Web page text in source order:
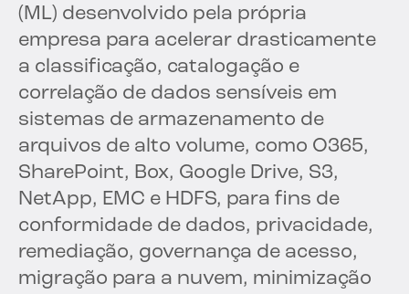
(ML) desenvolvido pela própria
empresa para acelerar drasticamente
a classificação, catalogação e
correlação de dados sensíveis em
sistemas de armazenamento de
arquivos de alto volume, como O365,
SharePoint, Box, Google Drive, S3,
NetApp, EMC e HDFS, para fins de
conformidade de dados, privacidade,
remediação, governança de acesso,
migração para a nuvem, minimização